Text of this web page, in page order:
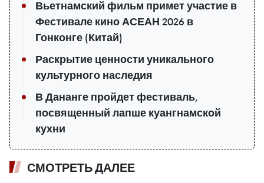
Вьетнамский фильм примет участие в
Фестивале кино АСЕАН 2026 в
Гонконге (Китай)
Раскрытие ценности уникального
культурного наследия
В Дананге пройдет фестиваль,
посвященный лапше куангнамской
кухни
СМОТРЕТЬ ДАЛЕЕ